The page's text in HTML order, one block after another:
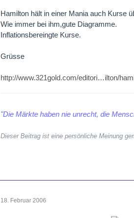
Hamilton hält in einer Mania auch Kurse
Wie immer bei ihm,gute Diagramme.
Inflationsbereingte Kurse.
Grüsse
http://www.321gold.com/editori…ilton/
"Die Märkte haben nie unrecht, die
Dieser Beitrag ist eine persönliche Meinung
18. Februar 2006